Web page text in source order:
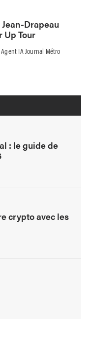
Drapeau
Up Tour
Agent IA Journal Métro
: le guide de
crypto avec les